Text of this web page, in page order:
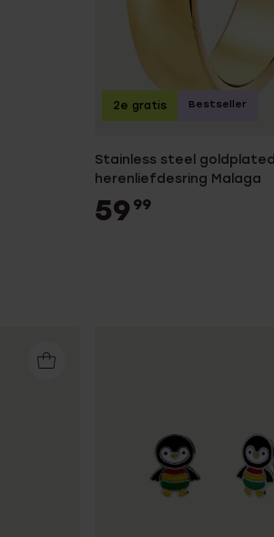
Stainless steel goldplated
herenliefdesring Malaga
59 99
2e gratis Bestseller